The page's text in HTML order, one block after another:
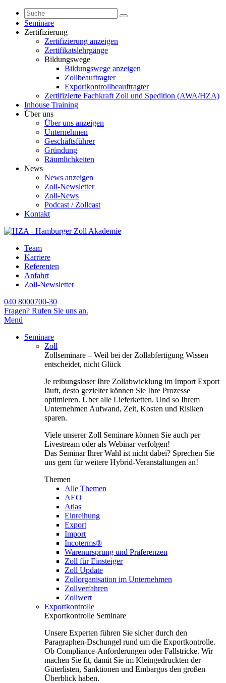
Seminare
Zertifizierung
Zertifizierung anzeigen
Zertifikatslehrgänge
Bildungswege
Bildungswege anzeigen
Zollbeauftragter
Exportkontrollbeauftragter
Zertifizierte Fachkraft Zoll und Spedition (AWA/HZA)
Inhouse Training
Über uns
Über uns anzeigen
Unternehmen
Geschäftsführer
Gründung
Räumlichkeiten
News
News anzeigen
Zoll-Newsletter
Zoll-News
Podcast / Zollcast
Kontakt
Team
Karriere
Referenten
Anfahrt
Zoll-Newsletter
040 8000700-30
Fragen? Rufen Sie uns an.
Menü
Seminare
Zoll
Zollseminare – Weil bei der Zollabfertigung Wissen
entscheidet, nicht Glück
Je reibungsloser Ihre Zollabwicklung im Import Export
läuft, desto gezielter können Sie Ihre Prozesse
optimieren. Über alle Lieferketten. Und so Ihrem
Unternehmen Aufwand, Zeit, Kosten und Risiken
sparen.
Viele unserer Zoll Seminare können Sie auch per
Livestream oder als Webinar verfolgen!
Das Seminar Ihrer Wahl ist nicht dabei? Sprechen Sie
uns gern für weitere Hybrid-Veranstaltungen an!
Themen
Alle Themen
AEO
Atlas
Einreihung
Export
Import
Incoterms®
Warenursprung und Präferenzen
Zoll für Einsteiger
Zoll Update
Zollorganisation im Unternehmen
Zollverfahren
Zollwert
Exportkontrolle
Exportkontrolle Seminare
Unsere Experten führen Sie sicher durch den
Paragraphen-Dschungel rund um die Exportkontrolle.
Ob Compliance-Anforderungen oder Fallstricke. Wir
machen Sie fit, damit Sie im Kleingedruckten der
Güterlisten, Sanktionen und Embargos den großen
Überblick haben.